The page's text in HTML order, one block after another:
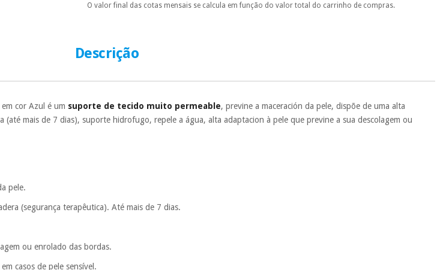
Pode escolhê-lo no final do processo de compra, ao escolher o método de pagamento.
É gratuito para si
prestações serão cobradas no mesmo dia de cada mês.
sem penalizações ou truques.
O valor final das cotas mensais se calcula em função do valor total do carrinho de compras.
Descrição
cor Azul é um suporte de tecido muito permeable, previne a maceración da pele, dispõe de uma alta
mais de 7 dias), suporte hidrofugo, repele a água, alta adaptacion à pele que previne a sua descolagem ou
pele.
(segurança terapêutica). Até mais de 7 dias.
ou enrolado das bordas.
casos de pele sensível.